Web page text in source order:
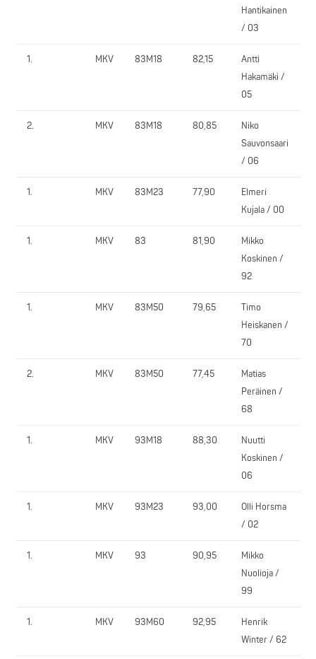
Hantikainen
/ 03
1. MKV 83M18 82,15
Antti
Hakamäki /
05
2. MKV 83M18 80,85
Niko
Sauvonsaari
/ 06
1. MKV 83M23 77,90
Elmeri
Kujala / 00
1. MKV 83 81,90
Mikko
Koskinen /
92
1. MKV 83M50 79,65
Timo
Heiskanen /
70
2. MKV 83M50 77,45
Matias
Peräinen /
68
1. MKV 93M18 88,30
Nuutti
Koskinen /
06
1. MKV 93M23 93,00
Olli Horsma
/ 02
1. MKV 93 90,95
Mikko
Nuolioja /
99
1. MKV 93M60 92,95
Henrik
Winter / 62